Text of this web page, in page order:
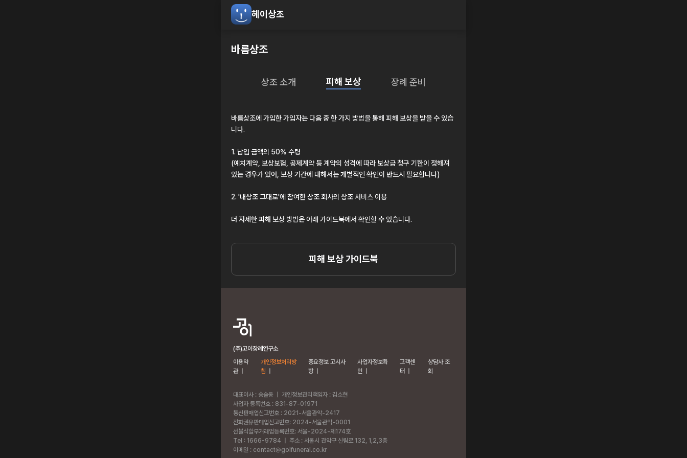
헤이상조
바름상조
상조 소개 피해 보상 장례 준비
바름상조에 가입한 가입자는 다음 중 한 가지 방법을 통해 피해 보상을 받을 수 있습
니다.
1. 납입 금액의 50% 수령
(예치계약, 보상보험, 공제계약 등 계약의 성격에 따라 보상금 청구 기한이 정해져
있는 경우가 있어, 보상 기간에 대해서는 개별적인 확인이 반드시 필요합니다)
2. '내상조 그대로'에 참여한 상조 회사의 상조 서비스 이용
더 자세한 피해 보상 방법은 아래 가이드북에서 확인할 수 있습니다.
피해 보상 가이드북
(주)고이장례연구소
이용약
관
개인정보처리방
침
중요정보 고시사
항
사업자정보확
인
고객센
터
상담사 조
회
대표이사 : 송슬옹
개인정보관리책임자 : 김소현
사업자 등록번호 : 831-87-01971
통신판매업신고번호 : 2021-서울관악-2417
전화권유판매업신고번호: 2024-서울관악-0001
선불식할부거래업등록번호: 서울-2024-제174호
Tel : 1666-9784
주소 : 서울시 관악구 신림로 132, 1,2,3층
이메일 : contact@goifuneral.co.kr